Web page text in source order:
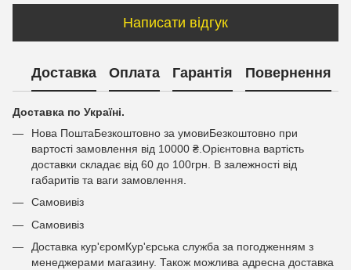
Написати відгук
Доставка Оплата Гарантія Повернення
Доставка по Україні.
Нова ПоштаБезкоштовно за умовиБезкоштовно при
вартості замовлення від 10000 ₴.Орієнтовна вартість
доставки складає від 60 до 100грн. В залежності від
габаритів та ваги замовлення.
Самовивіз
Самовивіз
Доставка кур'єромКур'єрська служба за погодженням з
менеджерами магазину. Також можлива адресна доставка